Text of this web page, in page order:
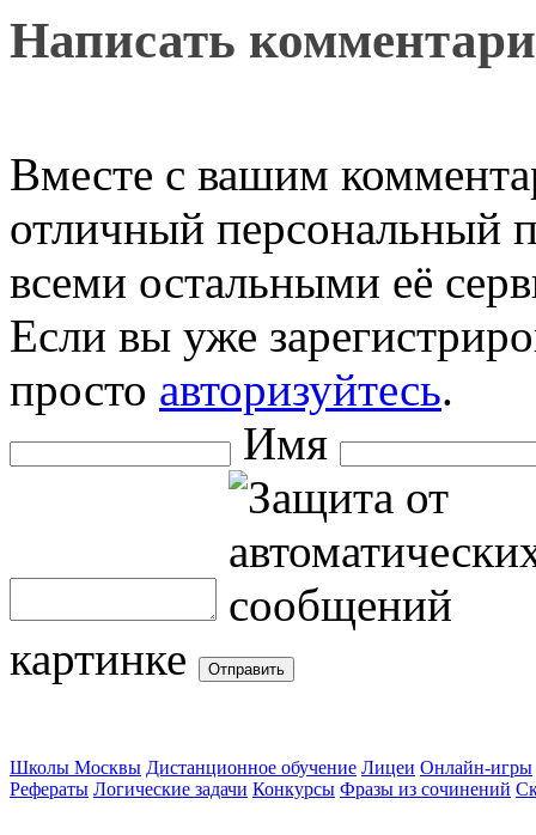
Написать
Вместе с вашим
отличный персональный
всеми остальными её
Если вы уже
просто авторизуйтесь.
Имя
картинке
Школы Москвы Дистанционное обучение Лицеи Онлайн-игры
Рефераты Логические задачи Конкурсы Фразы из сочинений